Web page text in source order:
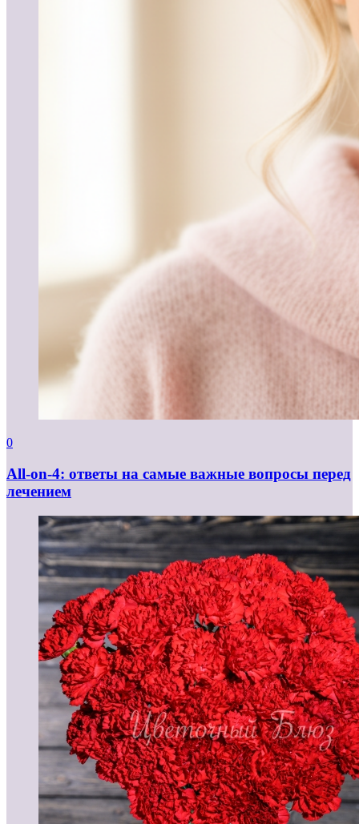
0
All-on-4: ответы на самые важные вопросы перед
лечением